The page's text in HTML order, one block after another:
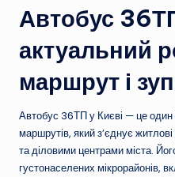
Автобус
актуальний
маршрут і
Автобус 36ТП у Києві — це один
маршрутів, який з’єднує
та діловими центрами міста.
густонаселених мікрорайонів,